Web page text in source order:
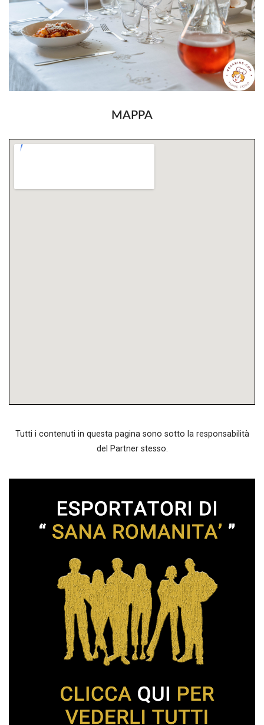
MAPPA
Tutti i contenuti in questa pagina sono sotto la responsabilità
del Partner stesso.